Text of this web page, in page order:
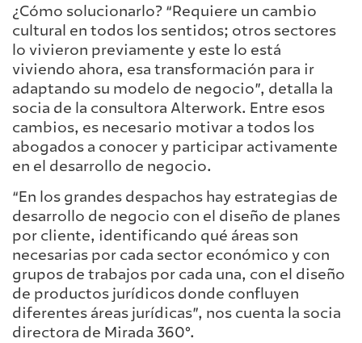
¿Cómo solucionarlo? “Requiere un cambio
cultural en todos los sentidos; otros sectores
lo vivieron previamente y este lo está
viviendo ahora, esa transformación para ir
adaptando su modelo de negocio”, detalla la
socia de la consultora Alterwork. Entre esos
cambios, es necesario motivar a todos los
abogados a conocer y participar activamente
en el desarrollo de negocio.
“En los grandes despachos hay estrategias de
desarrollo de negocio con el diseño de planes
por cliente, identificando qué áreas son
necesarias por cada sector económico y con
grupos de trabajos por cada una, con el diseño
de productos jurídicos donde confluyen
diferentes áreas jurídicas”, nos cuenta la socia
directora de Mirada 360°.